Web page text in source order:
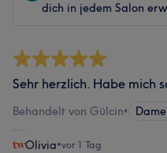
dich in jedem Salon
Sehr herzlich. Habe mich
Behandelt von Gülcin•
Olivia•vor 1 Tag